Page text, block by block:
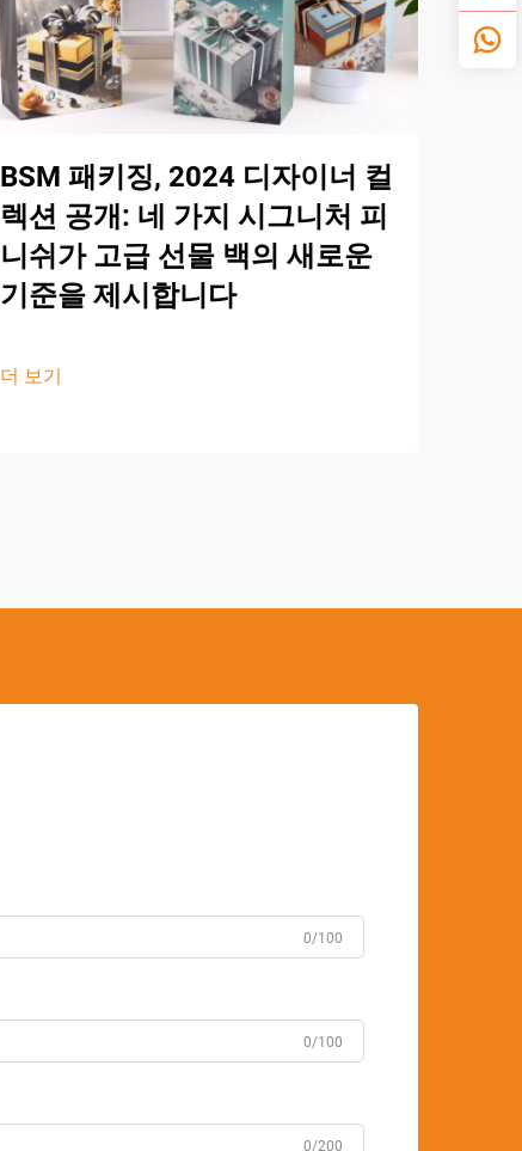
BSM 패키징, 2024 디자이너 컬
렉션 공개: 네 가지 시그니처 피
니쉬가 고급 선물 백의 새로운
기준을 제시합니다
더 보기
0/100
0/100
0/200